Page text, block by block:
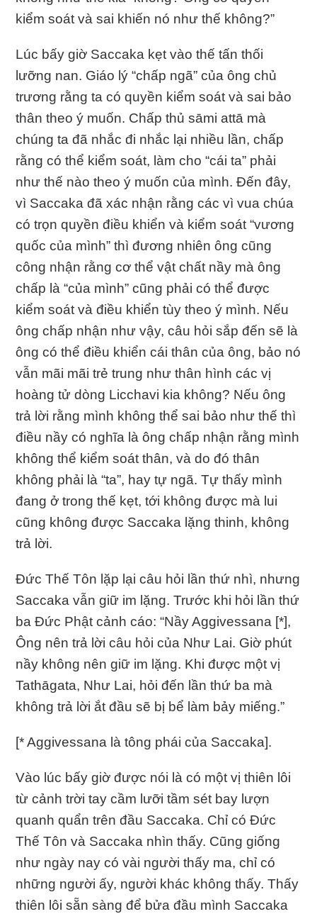
kiểm soát và sai khiến nó như thế không?”
Lúc bấy giờ Saccaka kẹt vào thế tấn thối
lưỡng nan. Giáo lý “chấp ngã” của ông chủ
trương rằng ta có quyền kiểm soát và sai bảo
thân theo ý muốn. Chấp thủ sāmi attā mà
chúng ta đã nhắc đi nhắc lại nhiều lần, chấp
rằng có thể kiểm soát, làm cho “cái ta” phải
như thế nào theo ý muốn của mình. Ðến đây,
vì Saccaka đã xác nhận rằng các vì vua chúa
có trọn quyền điều khiển và kiểm soát “vương
quốc của mình” thì đương nhiên ông cũng
công nhận rằng cơ thể vật chất nầy mà ông
chấp là “của mình” cũng phải có thể được
kiểm soát và điều khiển tùy theo ý mình. Nếu
ông chấp nhận như vậy, câu hỏi sắp đến sẽ là
ông có thể điều khiển cái thân của ông, bảo nó
vẫn mãi mãi trẻ trung như thân hình các vị
hoàng tử dòng Licchavi kia không? Nếu ông
trả lời rằng mình không thể sai bảo như thế thì
điều nầy có nghĩa là ông chấp nhận rằng mình
không thể kiểm soát thân, và do đó thân
không phải là “ta”, hay tự ngã. Tự thấy mình
đang ở trong thế kẹt, tới không được mà lui
cũng không được Saccaka lặng thinh, không
trả lời.
Ðức Thế Tôn lặp lại câu hỏi lần thứ nhì, nhưng
Saccaka vẫn giữ im lặng. Trước khi hỏi lần thứ
ba Ðức Phật cảnh cáo: “Nầy Aggivessana [*],
Ông nên trả lời câu hỏi của Như Lai. Giờ phút
nầy không nên giữ im lặng. Khi được một vị
Tathāgata, Như Lai, hỏi đến lần thứ ba mà
không trả lời ắt đầu sẽ bị bể làm bảy miếng.”
[* Aggivessana là tông phái của Saccaka].
Vào lúc bấy giờ được nói là có một vị thiên lôi
từ cảnh trời tay cầm lưỡi tầm sét bay lượn
quanh quẩn trên đầu Saccaka. Chỉ có Ðức
Thế Tôn và Saccaka nhìn thấy. Cũng giống
như ngày nay có vài người thấy ma, chỉ có
những người ấy, người khác không thấy. Thấy
thiên lôi sẵn sàng để bửa đầu mình Saccaka